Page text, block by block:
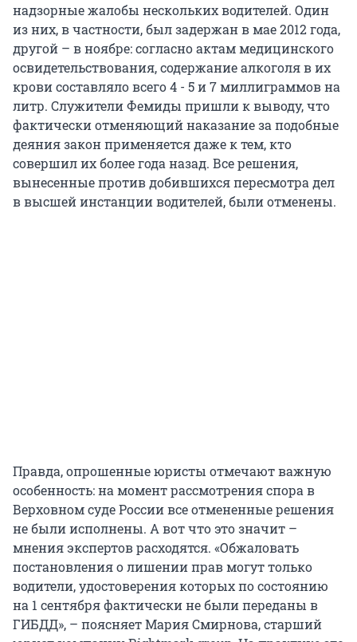
надзорные жалобы нескольких водителей. Один
из них, в частности, был задержан в мае 2012 года,
другой – в ноябре: согласно актам медицинского
освидетельствования, содержание алкоголя в их
крови составляло всего 4 - 5 и 7 миллиграммов на
литр. Служители Фемиды пришли к выводу, что
фактически отменяющий наказание за подобные
деяния закон применяется даже к тем, кто
совершил их более года назад. Все решения,
вынесенные против добившихся пересмотра дел
в высшей инстанции водителей, были отменены.
Правда, опрошенные юристы отмечают важную
особенность: на момент рассмотрения спора в
Верховном суде России все отмененные решения
не были исполнены. А вот что это значит –
мнения экспертов расходятся. «Обжаловать
постановления о лишении прав могут только
водители, удостоверения которых по состоянию
на 1 сентября фактически не были переданы в
ГИБДД», – поясняет Мария Смирнова, старший